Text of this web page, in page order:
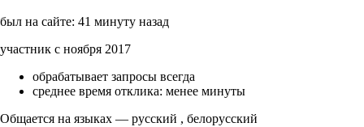
был на сайте: 41 минуту назад
участник с ноября 2017
обрабатывает запросы всегда
среднее время отклика: менее минуты
Общается на языках — русский , белорусский